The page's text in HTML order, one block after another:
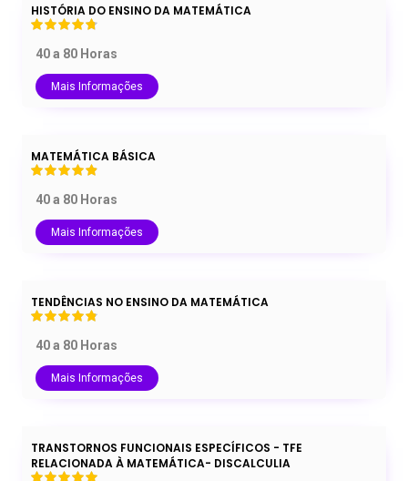
HISTÓRIA DO ENSINO DA MATEMÁTICA
40 a 80 Horas
Mais Informações
MATEMÁTICA BÁSICA
40 a 80 Horas
Mais Informações
TENDÊNCIAS NO ENSINO DA MATEMÁTICA
40 a 80 Horas
Mais Informações
TRANSTORNOS FUNCIONAIS ESPECÍFICOS - TFE
RELACIONADA À MATEMÁTICA- DISCALCULIA